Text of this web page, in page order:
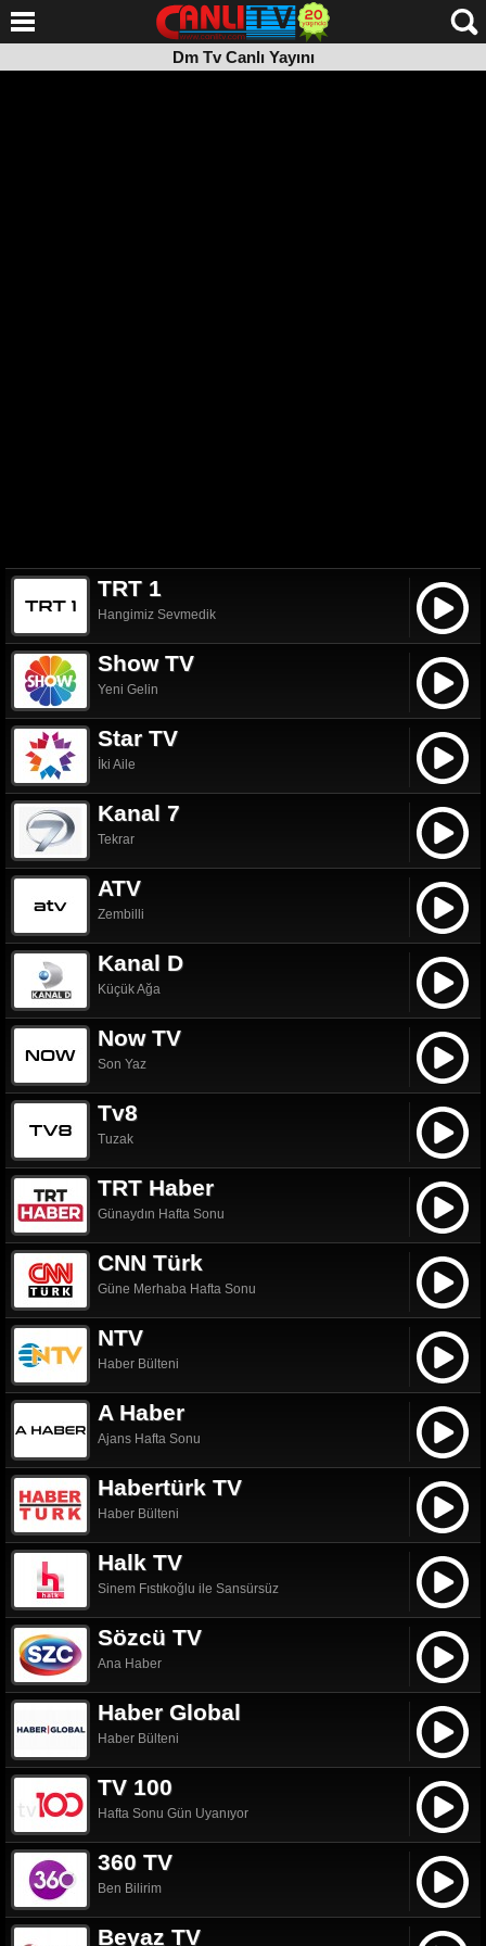
Dm Tv Canlı Yayını
TRT 1
Hangimiz Sevmedik
Show TV
Yeni Gelin
Star TV
İki Aile
Kanal 7
Tekrar
ATV
Zembilli
Kanal D
Küçük Ağa
Now TV
Son Yaz
Tv8
Tuzak
TRT Haber
Günaydın Hafta Sonu
CNN Türk
Güne Merhaba Hafta Sonu
NTV
Haber Bülteni
A Haber
Ajans Hafta Sonu
Habertürk TV
Haber Bülteni
Halk TV
Sinem Fıstıkoğlu ile Sansürsüz
Sözcü TV
Ana Haber
Haber Global
Haber Bülteni
TV 100
Hafta Sonu Gün Uyanıyor
360 TV
Ben Bilirim
Beyaz TV